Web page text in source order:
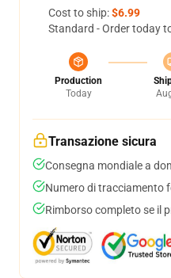
Cost to ship:$6.99
Standard - Order today
Production
Today
Transazione sicura
Consegna mondiale a
Numero di tracciamento
Rimborso completo se il